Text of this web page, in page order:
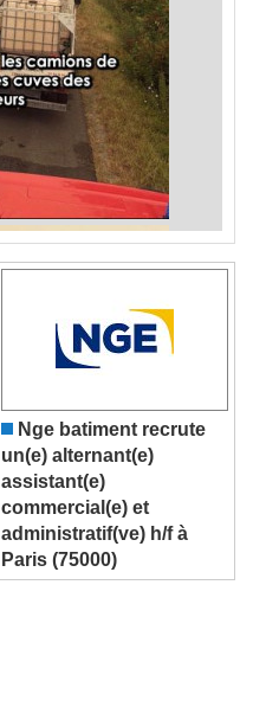
Nge batiment recrute
un(e) alternant(e)
assistant(e)
commercial(e) et
administratif(ve) h/f à
Paris (75000)